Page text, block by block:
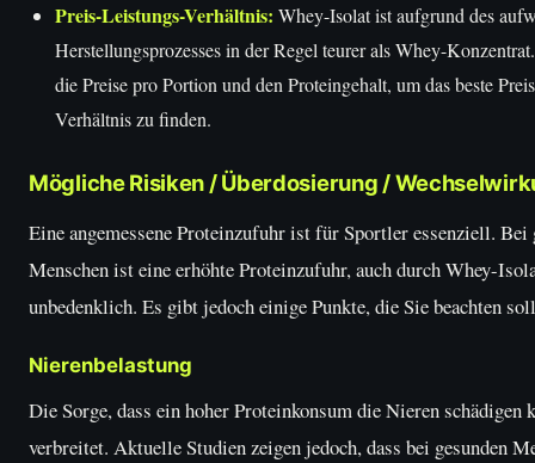
Preis-Leistungs-Verhältnis: Whey-Isolat ist aufgrund des
Herstellungsprozesses in der Regel teurer als Whey-
die Preise pro Portion und den Proteingehalt, um das beste
Verhältnis zu finden.
Mögliche Risiken / Überdosierung /
Eine angemessene Proteinzufuhr ist für Sportler essenziell. Bei
Menschen ist eine erhöhte Proteinzufuhr, auch durch Whey-
unbedenklich. Es gibt jedoch einige Punkte, die Sie beachten
Nierenbelastung
Die Sorge, dass ein hoher Proteinkonsum die Nieren schädigen
verbreitet. Aktuelle Studien zeigen jedoch, dass bei gesunden